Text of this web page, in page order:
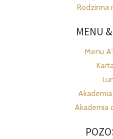
Rodzinna
MENU
Menu
Akademia